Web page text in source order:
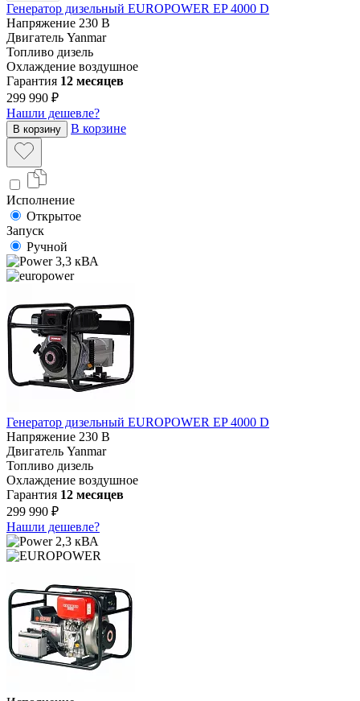
Генератор дизельный EUROPOWER EP 4000 D
Напряжение 230 В
Двигатель Yanmar
Топливо дизель
Охлаждение воздушное
Гарантия 12 месяцев
299 990 ₽
Нашли дешевле?
В корзину В корзине
Исполнение
Открытое
Запуск
Ручной
3,3 кВА
Генератор дизельный EUROPOWER EP 4000 D
Напряжение 230 В
Двигатель Yanmar
Топливо дизель
Охлаждение воздушное
Гарантия 12 месяцев
299 990 ₽
Нашли дешевле?
2,3 кВА